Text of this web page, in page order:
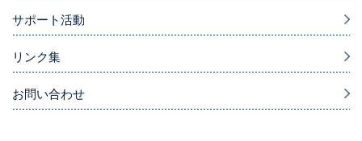
サポート活動
リンク集
お問い合わせ